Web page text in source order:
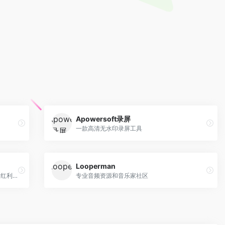
Apowersoft录屏
一款高清无水印录屏工具
一站式店铺管理工作台，0元开店坐享流量红利，高效店铺工具轻松上手，与百万卖家交流经营心得
Looperman
专业音频资源和音乐家社区